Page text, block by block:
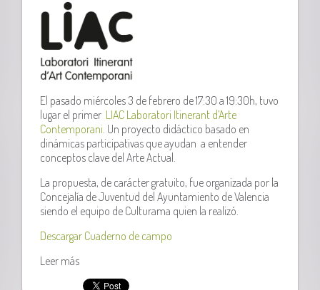
El pasado miércoles 3 de febrero de 17:30 a 19:30h, tuvo
lugar el primer LIAC Laboratori Itinerant d’Arte
Contemporani . Un proyecto didáctico basado en
dinámicas participativas que ayudan a entender
conceptos clave del Arte Actual.
La propuesta, de carácter gratuito, fue organizada por la
Concejalía de Juventud del Ayuntamiento de Valencia
siendo el equipo de Culturama quien la realizó.
Descargar Cuaderno de campo
Leer más